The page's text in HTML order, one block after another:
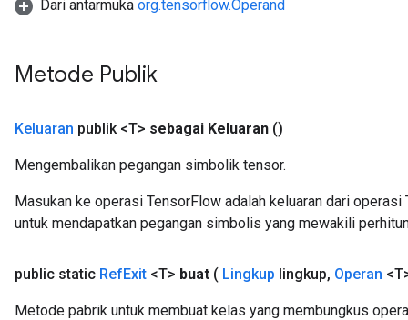
Dari antarmuka org.tensorflow.Operand
Metode Publik
Keluaran publik <T> sebagai Keluaran ()
Mengembalikan pegangan simbolik tensor.
Masukan ke operasi TensorFlow adalah keluaran dari
untuk mendapatkan pegangan simbolis yang mewakili
public static RefExit <T> buat ( Lingkup lingkup, Operan
Metode pabrik untuk membuat kelas yang membungkus